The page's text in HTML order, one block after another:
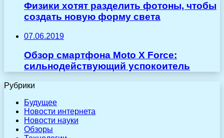
Физики хотят разделить фотоны, чтобы
создать новую форму света
07.06.2019
Обзор смартфона Moto X Force:
сильнодействующий успокоитель
Рубрики
Будущее
Новости интернета
Новости науки
Обзоры